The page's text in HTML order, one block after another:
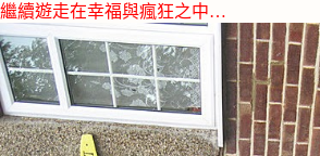
繼續遊走在幸福與瘋狂之中…